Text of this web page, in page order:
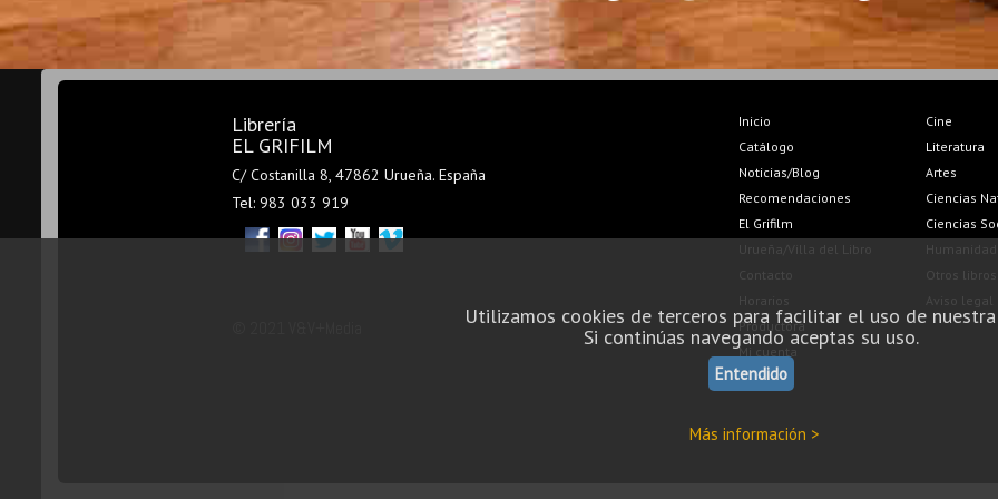
Utilizamos cookies de terceros para facilitar el uso de nuestra
Si continúas navegando aceptas su uso.
Entendido
Más información >
Librería
EL GRIFILM
C/ Costanilla 8, 47862 Urueña. España
Tel: 983 033 919
Inicio
Catálogo
Noticias/Blog
Recomendaciones
El Grifilm
Urueña/Villa del Libro
Contacto
Horarios
Productora
Mi cuenta
Cine
Literatura
Artes
Ciencias
Ciencias
Otros libros
Aviso legal